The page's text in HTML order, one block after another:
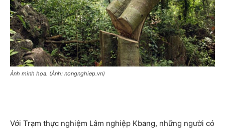
Ảnh minh họa. (Ảnh: nongnghiep.vn)
Với Trạm thực nghiệm Lâm nghiệp Kbang, những người có